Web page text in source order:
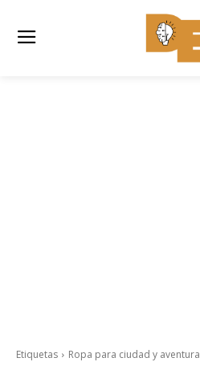
Etiquetas Ropa para ciudad y aventura